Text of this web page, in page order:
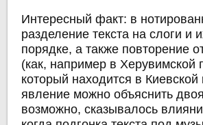
Интересный факт: в
разделение текста на слоги и
порядке, а также повторение
(как, например в Херувимской
который находится в
явление можно объяснить
возможно, сказывалось